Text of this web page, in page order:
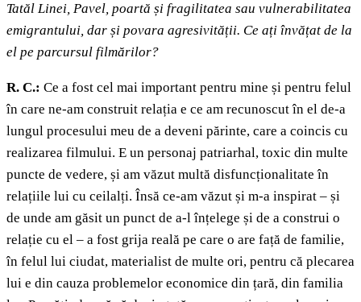
Tatăl Linei, Pavel, poartă și fragilitatea sau vulnerabilitatea
emigrantului, dar și povara agresivității. Ce ați învățat de la
el pe parcursul filmărilor?
R. C.: Ce a fost cel mai important pentru mine și pentru felul
în care ne-am construit relația e ce am recunoscut în el de-a
lungul procesului meu de a deveni părinte, care a coincis cu
realizarea filmului. E un personaj patriarhal, toxic din multe
puncte de vedere, și am văzut multă disfuncționalitate în
relațiile lui cu ceilalți. Însă ce-am văzut și m-a inspirat – și
de unde am găsit un punct de a-l înțelege și de a construi o
relație cu el – a fost grija reală pe care o are față de familie,
în felul lui ciudat, materialist de multe ori, pentru că plecarea
lui e din cauza problemelor economice din țară, din familia